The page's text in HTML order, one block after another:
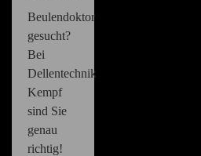
Beulendoktor
gesucht?
Bei
Dellentechnik
Kempf
sind Sie
genau
richtig!